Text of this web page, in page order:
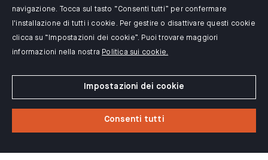
navigazione. Tocca sul tasto “Consenti tutti” per confermare
l'installazione di tutti i cookie. Per gestire o disattivare questi cookie
clicca su “Impostazioni dei cookie”. Puoi trovare maggiori
informazioni nella nostra Politica sui cookie.
Impostazioni dei cookie
Consenti tutti